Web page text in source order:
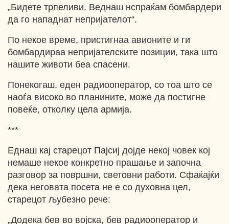
„Бидете трпеливи. Веднаш нспраќам бомбардери
да го нападнат непријателот“.
По некое време, пристигнаа авионите и ги
бомбардираа непријателските позиции, така што
нашите животи беа спасени.
Понекогаш, еден радиооператор, со тоа што cе
наоѓа високо во планините, може да постигне
повеќе, отколку цела армија.
***
Еднаш кај старецот Пајсиј дојде некој човек кој
немаше некое конкретно прашање и започна
разговор за површни, световни работи. Сфаќајќи
дека неговата посета не е со духовна цел,
старецот љубезно рече:
„Додека бев во војска, бев радиооператор и